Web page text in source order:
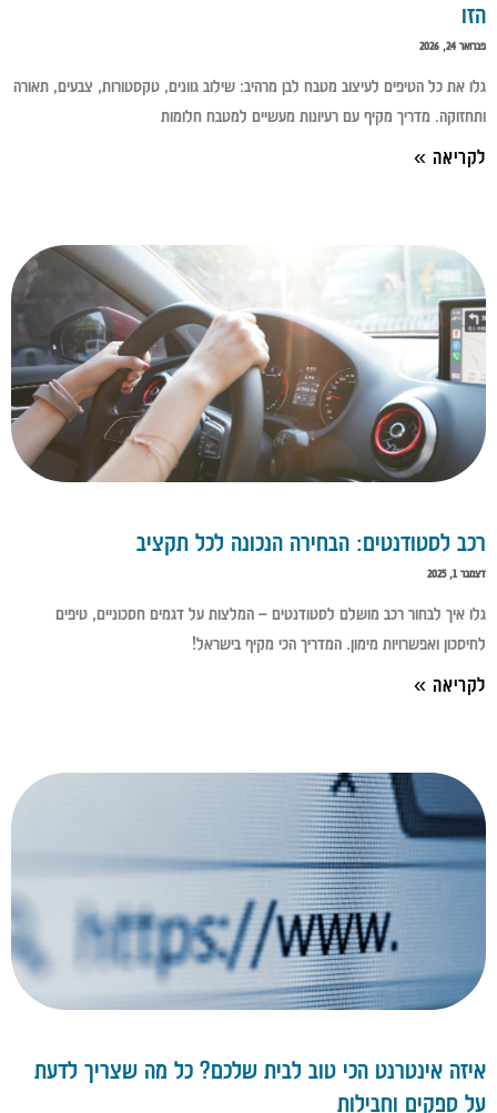
הזו
פברואר 24, 2026
גלו את כל הטיפים לעיצוב מטבח לבן מרהיב: שילוב גוונים, טקסטורות, צבעים, תאורה
ותחזוקה. מדריך מקיף עם רעיונות מעשיים למטבח חלומות
לקריאה »
רכב לסטודנטים: הבחירה הנכונה לכל תקציב
דצמבר 1, 2025
גלו איך לבחור רכב מושלם לסטודנטים – המלצות על דגמים חסכוניים, טיפים
לחיסכון ואפשרויות מימון. המדריך הכי מקיף בישראל!
לקריאה »
איזה אינטרנט הכי טוב לבית שלכם? כל מה שצריך לדעת
על ספקים וחבילות